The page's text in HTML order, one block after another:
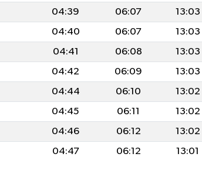
04:39 06:07 13:03
04:40 06:07 13:03
04:41 06:08 13:03
04:42 06:09 13:03
04:44 06:10 13:02
04:45 06:11 13:02
04:46 06:12 13:02
04:47 06:12 13:01